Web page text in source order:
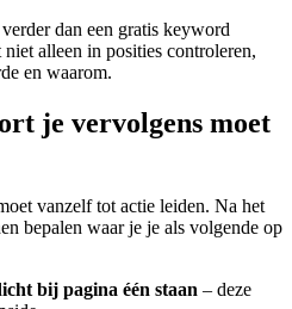
dan een gratis keyword
alleen in posities controleren,
en waarom.
je vervolgens moet
vanzelf tot actie leiden. Na het
bepalen waar je je als volgende op
bij pagina één staan – deze